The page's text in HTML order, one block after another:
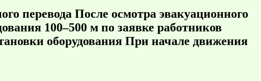
перевода После осмотра эвакуационного
100–500 м по заявке работников
оборудования При начале движения